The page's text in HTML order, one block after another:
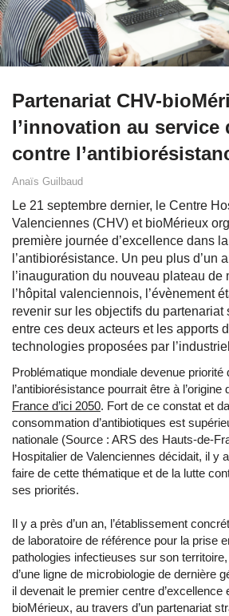
Partenariat CHV-
l’innovation au service
contre
Anaïs Guilbaud
Le 21 septembre dernier, le Centre
Valenciennes (CHV) et bioMérieux
première journée d’excellence dans
l’antibiorésistance. Un peu plus d’un
l’inauguration du nouveau plateau
l’hôpital valenciennois, l’évènement
revenir sur les objectifs du partenariat
entre ces deux acteurs et les apports
technologies proposées par
Problématique mondiale devenue priorité
l’antibiorésistance pourrait être à l’origine
France d’ici 2050. Fort de ce constat et
consommation d’antibiotiques est
nationale (Source : ARS des Hauts-de-
Hospitalier de Valenciennes décidait, il y
faire de cette thématique et de la lutte
ses priorités.
Il y a près d’un an, l’établissement
de laboratoire de référence pour la prise
pathologies infectieuses sur son
d’une ligne de microbiologie de dernière
il devenait le premier centre d’excellence
bioMérieux, au travers d’un partenariat